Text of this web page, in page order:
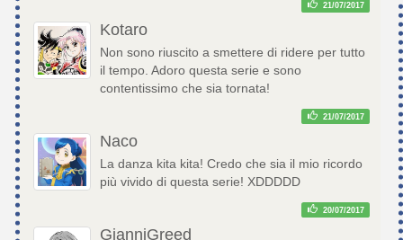
21/07/2017
Kotaro
Non sono riuscito a smettere di ridere per tutto
il tempo. Adoro questa serie e sono
contentissimo che sia tornata!
21/07/2017
Naco
La danza kita kita! Credo che sia il mio ricordo
più vivido di questa serie! XDDDDD
20/07/2017
GianniGreed